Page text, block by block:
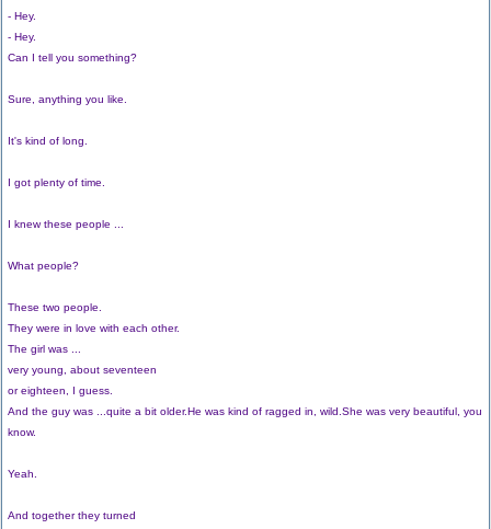
- Hey.
- Hey.
Can I tell you something?
Sure, anything you like.
It's kind of long.
I got plenty of time.
I knew these people ...
What people?
These two people.
They were in love with each other.
The girl was ...
very young, about seventeen
or eighteen, I guess.
And the guy was ...quite a bit older.He was kind of ragged in, wild.She was very beautiful, you
know.
Yeah.
And together they turned